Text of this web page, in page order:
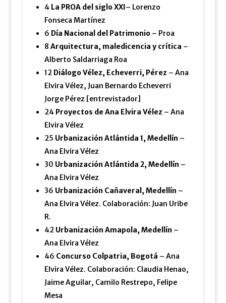
4 La PROA del siglo XXI– Lorenzo
Fonseca Martínez
6 Día Nacional del Patrimonio– Proa
8 Arquitectura, maledicencia y crítica –
Alberto Saldarriaga Roa
12 Diálogo Vélez, Echeverri, Pérez – Ana
Elvira Vélez, Juan Bernardo Echeverri
Jorge Pérez [entrevistador]
24 Proyectos de Ana Elvira Vélez – Ana
Elvira Vélez
25 Urbanización Atlántida 1, Medellín –
Ana Elvira Vélez
30 Urbanización Atlántida 2, Medellín –
Ana Elvira Vélez
36 Urbanización Cañaveral, Medellín –
Ana Elvira Vélez. Colaboración: Juan Uribe
R.
42 Urbanización Amapola, Medellín –
Ana Elvira Vélez
46 Concurso Colpatria, Bogotá – Ana
Elvira Vélez. Colaboración: Claudia Henao,
Jaime Aguilar, Camilo Restrepo, Felipe
Mesa